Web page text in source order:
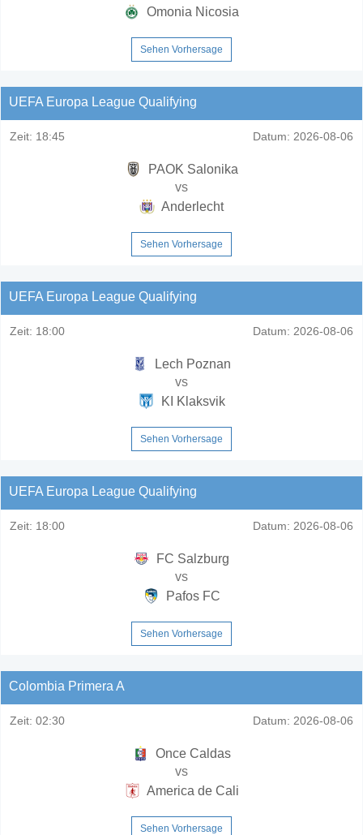
Omonia Nicosia
Sehen Vorhersage
UEFA Europa League Qualifying
Zeit: 18:45 Datum: 2026-08-06
PAOK Salonika
vs
Anderlecht
Sehen Vorhersage
UEFA Europa League Qualifying
Zeit: 18:00 Datum: 2026-08-06
Lech Poznan
vs
KI Klaksvik
Sehen Vorhersage
UEFA Europa League Qualifying
Zeit: 18:00 Datum: 2026-08-06
FC Salzburg
vs
Pafos FC
Sehen Vorhersage
Colombia Primera A
Zeit: 02:30 Datum: 2026-08-06
Once Caldas
vs
America de Cali
Sehen Vorhersage